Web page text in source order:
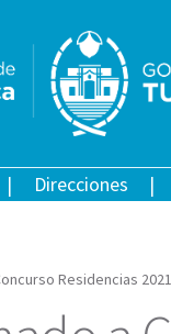
Direcciones
Residencias 2021